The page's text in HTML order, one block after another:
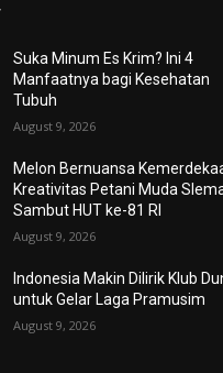
Suka Minum Es Krim? Ini 4
Manfaatnya bagi Kesehatan
Tubuh
August 9, 2026
Melon Bernuansa
Kreativitas Petani Muda
Sambut HUT ke-81 RI
August 9, 2026
Indonesia Makin Dilirik Klub
untuk Gelar Laga Pramusim
August 9, 2026